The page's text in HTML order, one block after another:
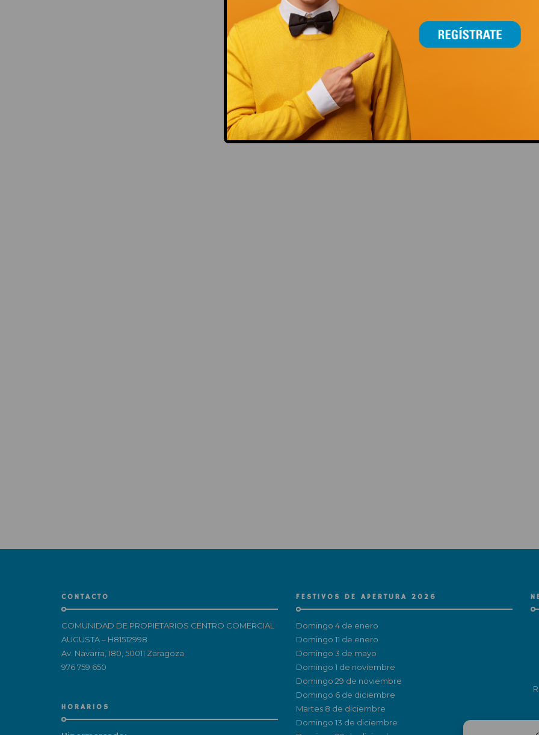
¡EN JUGUETTOS!
NUEVO CATÁLOGO DE
DE JUGUETTOS
CONTACTO
COMUNIDAD DE PROPIETARIOS CENTRO COMERCIAL
AUGUSTA – H81512998
Av. Navarra, 180, 50011 Zaragoza
976 759 650
HORARIOS
FESTIVOS DE APERTURA 2026
Domingo 4 de enero
Domingo 11 de enero
Domingo 3 de mayo
Domingo 1 de noviembre
Domingo 29 de noviembre
Domingo 6 de diciembre
Martes 8 de diciembre
Domingo 13 de diciembre